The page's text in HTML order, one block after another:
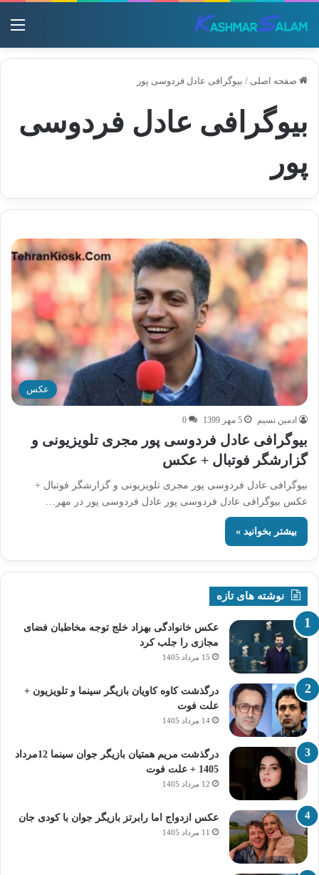
صفحه اصلی / بیوگرافی عادل فردوسی پور
بیوگرافی عادل فردوسی
پور
عکس
ادمین نسیم 5 مهر 1399 0
بیوگرافی عادل فردوسی پور مجری تلویزیونی و
گزارشگر فوتبال + عکس
بیوگرافی عادل فردوسی پور مجری تلویزیونی و گزارشگر فوتبال +
عکس بیوگرافی عادل فردوسی پور عادل فردوسی پور در مهر…
بیشتر بخوانید »
نوشته های تازه
عکس خانوادگی بهزاد خلج توجه مخاطبان فضای
مجازی را جلب کرد
15 مرداد 1405
درگذشت کاوه کاویان بازیگر سینما و تلویزیون +
علت فوت
14 مرداد 1405
درگذشت مریم همتیان بازیگر جوان سینما 12مرداد
1405 + علت فوت
12 مرداد 1405
عکس ازدواج اما رابرتز بازیگر جوان با کودی جان
11 مرداد 1405